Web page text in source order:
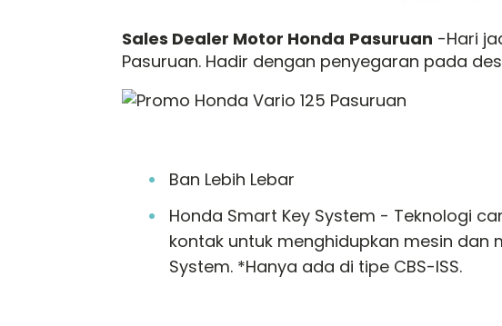
Sales Dealer Motor Honda Pasuruan -Hari
Pasuruan. Hadir dengan penyegaran pada
Ban Lebih Lebar
Honda Smart Key System - Teknologi
kontak untuk menghidupkan mesin dan
System. *Hanya ada di tipe CBS-ISS.